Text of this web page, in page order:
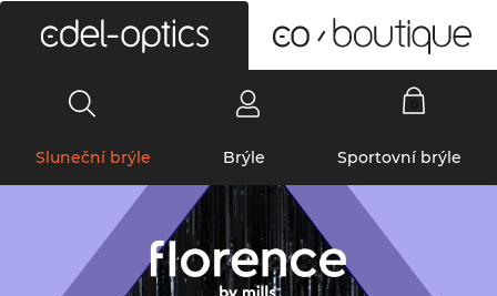
Sluneční brýle Brýle Sportovní brýle